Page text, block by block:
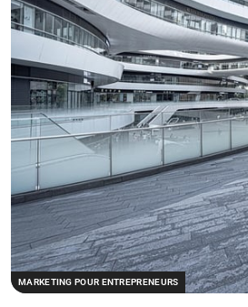
MARKETING POUR ENTREPRENEURS